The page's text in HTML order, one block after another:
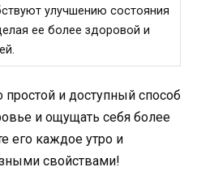
улучшению состояния
ее более здоровой и
и доступный способ
и ощущать себя более
его каждое утро и
свойствами!